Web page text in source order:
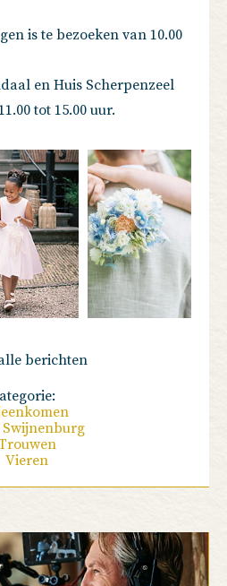
is te bezoeken van 10.00
en Huis Scherpenzeel
tot 15.00 uur.
berichten
Swijnenburg
Vieren